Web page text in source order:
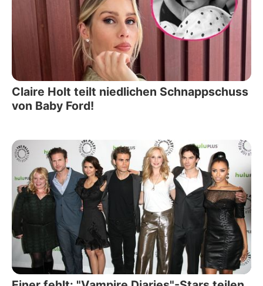
Claire Holt teilt niedlichen Schnappschuss
von Baby Ford!